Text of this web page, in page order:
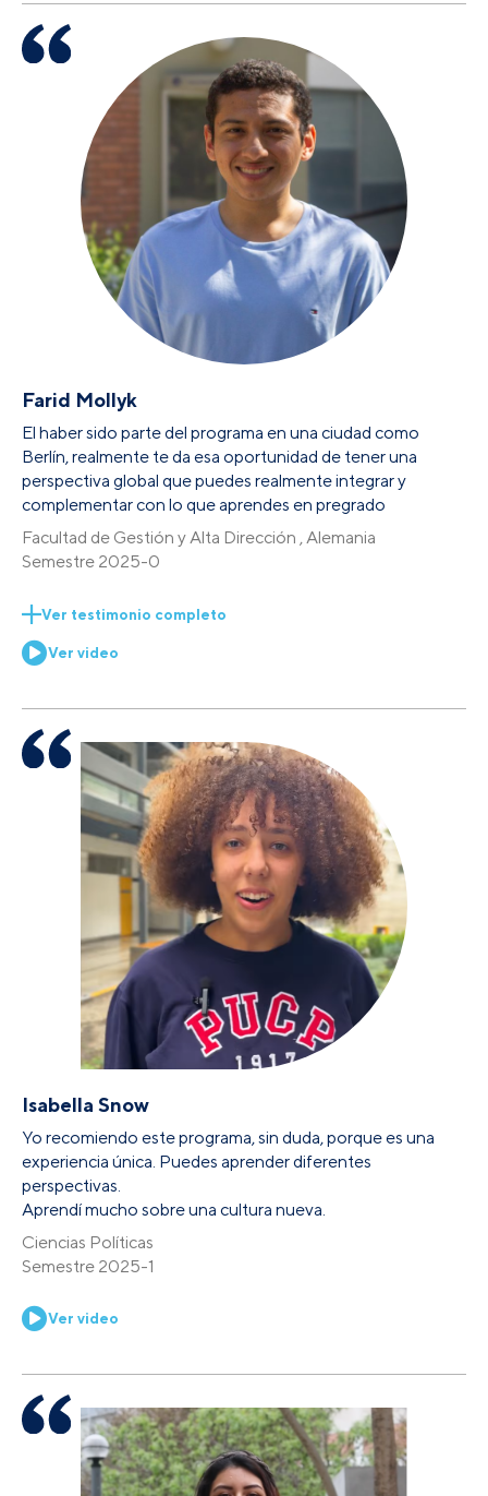
Farid Mollyk
El haber sido parte del programa en una ciudad como
Berlín, realmente te da esa oportunidad de tener una
perspectiva global que puedes realmente integrar y
complementar con lo que aprendes en pregrado
Facultad de Gestión y Alta Dirección , Alemania
Semestre 2025-0
Ver testimonio completo
Ver video
Isabella Snow
Yo recomiendo este programa, sin duda, porque es una
experiencia única. Puedes aprender diferentes
perspectivas.
Aprendí mucho sobre una cultura nueva.
Ciencias Políticas
Semestre 2025-1
Ver video